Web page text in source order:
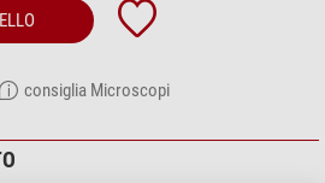
consiglia Microscopi